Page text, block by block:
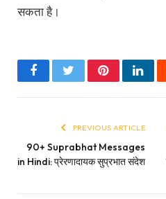
सकता है।
FacebookTwitterPinterest
PREVIOUS ARTICLE
90+ Suprabhat Messages
in Hindi: प्रेरणादायक सुप्रभात संदेश